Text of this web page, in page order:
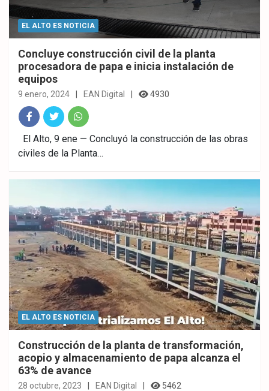
EL ALTO ES NOTICIA
Concluye construcción civil de la planta
procesadora de papa e inicia instalación de
equipos
9 enero, 2024 EAN Digital 4930
Fac
ebo
ok
Twitt
er
What
sAp
p
El Alto, 9 ene — Concluyó la construcción de las obras
civiles de la Planta…
EL ALTO ES NOTICIA
Construcción de la planta de transformación,
acopio y almacenamiento de papa alcanza el
63% de avance
28 octubre, 2023 EAN Digital 5462